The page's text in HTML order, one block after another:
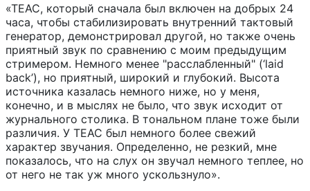
«TEAC, который сначала был включен на добрых 24
часа, чтобы стабилизировать внутренний тактовый
генератор, демонстрировал другой, но также очень
приятный звук по сравнению с моим предыдущим
стримером. Немного менее "расслабленный" (‘laid
back’), но приятный, широкий и глубокий. Высота
источника казалась немного ниже, но у меня,
конечно, и в мыслях не было, что звук исходит от
журнального столика. В тональном плане тоже были
различия. У TEAC был немного более свежий
характер звучания. Определенно, не резкий, мне
показалось, что на слух он звучал немного теплее, но
от него не так уж много ускользнуло».